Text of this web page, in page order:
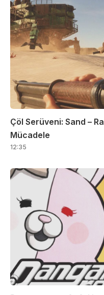
Çöl Serüveni: Sand –
Mücadele
12:35